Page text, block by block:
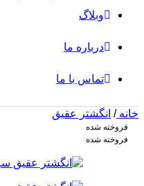
وبلاگ
درباره ما
تماس با ما
خانه/ انگشتر عقیق
فروخته شده
فروخته شده